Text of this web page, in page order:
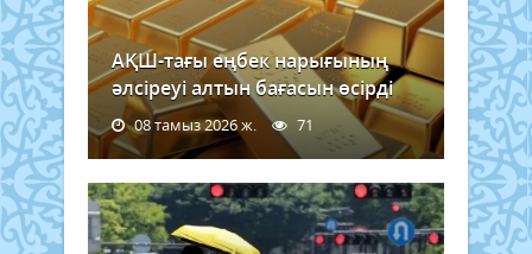
АҚШ-тағы еңбек нарығының
әлсіреуі алтын бағасын өсірді
08 тамыз 2026 ж. 71